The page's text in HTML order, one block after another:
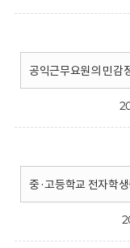
공익근무요원의 민감
중·고등학교 전자학